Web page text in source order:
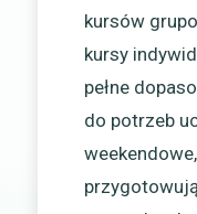
kursów
kursy
pełne
do potrzeb